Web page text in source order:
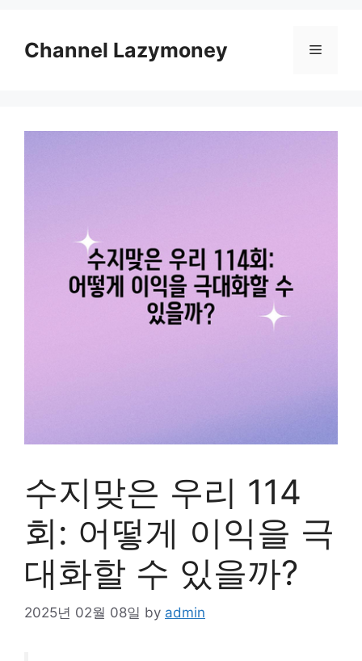
contentChannel Lazymoney Menu
수지맞은 우리 114
회: 어떻게 이익을 극
대화할 수 있을까?
2025년 02월 08일 by admin